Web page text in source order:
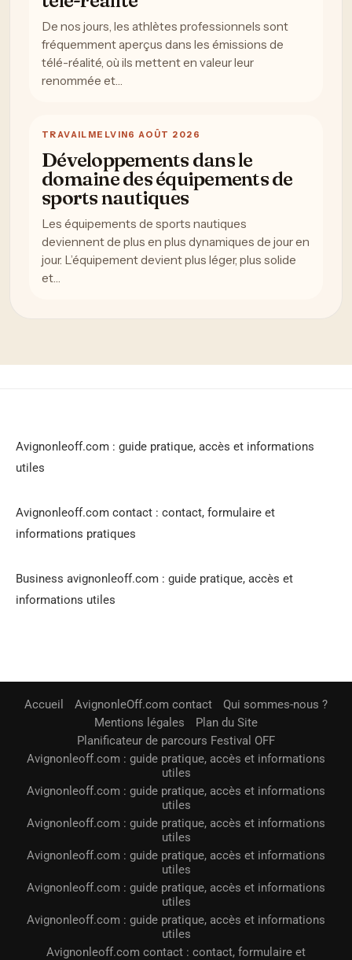
De nos jours, les athlètes professionnels sont
fréquemment aperçus dans les émissions de
télé-réalité, où ils mettent en valeur leur
renommée et…
TRAVAIL MELVIN6 AOÛT 2026
Développements dans le
domaine des équipements de
sports nautiques
Les équipements de sports nautiques
deviennent de plus en plus dynamiques de jour en
jour. L’équipement devient plus léger, plus solide
et…
Avignonleoff.com : guide pratique, accès et informations
utiles
Avignonleoff.com contact : contact, formulaire et
informations pratiques
Business avignonleoff.com : guide pratique, accès et
informations utiles
Accueil AvignonleOff.com contact
Qui sommes-nous ?
Mentions légales
Plan du Site
Planificateur de parcours Festival OFF
Avignonleoff.com : guide pratique, accès et informations
utiles
Avignonleoff.com : guide pratique, accès et informations
utiles
Avignonleoff.com : guide pratique, accès et informations
utiles
Avignonleoff.com : guide pratique, accès et informations
utiles
Avignonleoff.com : guide pratique, accès et informations
utiles
Avignonleoff.com : guide pratique, accès et informations
utiles
Avignonleoff.com contact : contact, formulaire et